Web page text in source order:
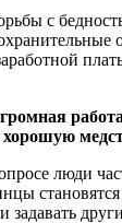
с
люди
задавать